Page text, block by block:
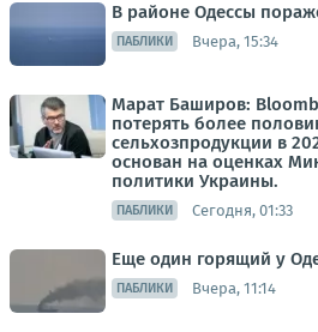
В районе Одессы
ПАБЛИКИ Вчера, 15:34
Марат Баширов:
потерять более
сельхозпродукции в
основан на оценках
политики Украины.
ПАБЛИКИ Сегодня, 01:33
Еще один горящий у
ПАБЛИКИ Вчера, 11:14